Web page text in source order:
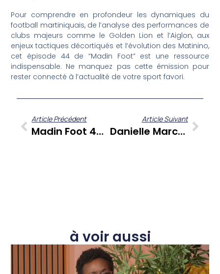
Pour comprendre en profondeur les dynamiques du
football martiniquais, de l’analyse des performances de
clubs majeurs comme le Golden Lion et l’Aiglon, aux
enjeux tactiques décortiqués et l’évolution des Matinino,
cet épisode 44 de “Madin Foot” est une ressource
indispensable. Ne manquez pas cette émission pour
rester connecté à l’actualité de votre sport favori.
Article Précédent
Madin Foot 44 : Analyse Tactique Et Enjeux Cruciaux Du Football Martiniquais
Article Suivant
Danielle Marceline : Une Vie D’engagements, Du Militantisme À Gauche À La Lutte Contre L’indivision
à voir aussi